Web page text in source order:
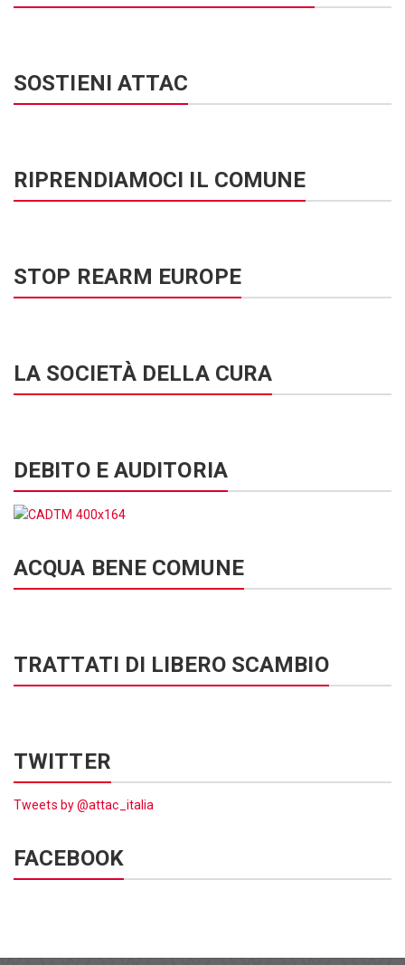
SOSTIENI ATTAC
RIPRENDIAMOCI IL COMUNE
STOP REARM EUROPE
LA SOCIETÀ DELLA CURA
DEBITO E AUDITORIA
ACQUA BENE COMUNE
TRATTATI DI LIBERO SCAMBIO
TWITTER
Tweets by @attac_italia
FACEBOOK